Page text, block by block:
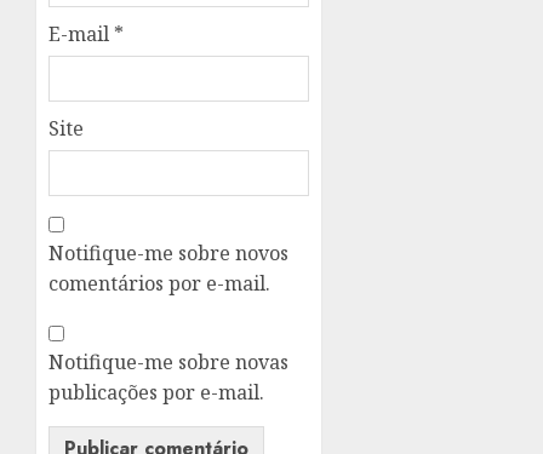
E-mail *
Site
Notifique-me sobre novos
comentários por e-mail.
Notifique-me sobre novas
publicações por e-mail.